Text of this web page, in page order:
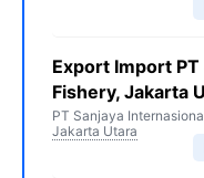
Export Import
Fishery, Jakarta
PT Sanjaya
Jakarta Utara